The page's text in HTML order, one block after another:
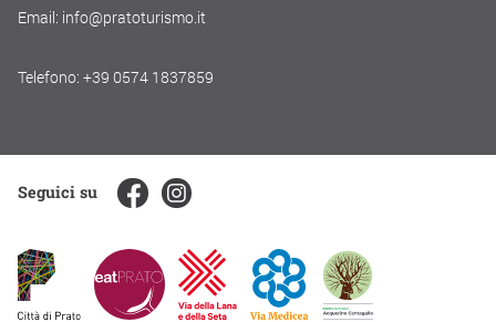
Email: info@pratoturismo.it
Telefono: +39 0574 1837859
Seguici su